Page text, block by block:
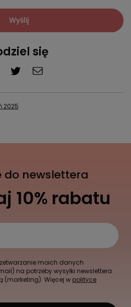
Wyślij
się
2025
do newslettera
10% rabatu
moich danych
na potrzeby wysyłki newslettera
(marketing). Więcej w polityce